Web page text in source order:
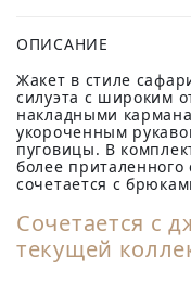
ОПИСАНИЕ
Жакет в стиле
силуэта с широким
накладными
укороченным
пуговицы. В
более приталенного
сочетается с
Сочетается с
текущей